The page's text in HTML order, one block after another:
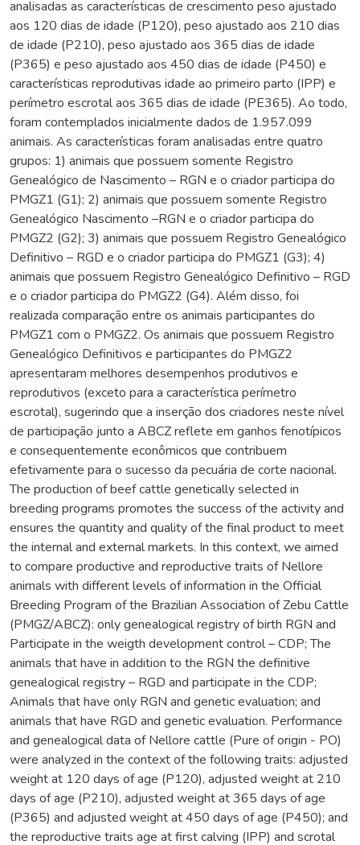
analisadas as características de crescimento peso ajustado
aos 120 dias de idade (P120), peso ajustado aos 210 dias
de idade (P210), peso ajustado aos 365 dias de idade
(P365) e peso ajustado aos 450 dias de idade (P450) e
características reprodutivas idade ao primeiro parto (IPP) e
perímetro escrotal aos 365 dias de idade (PE365). Ao todo,
foram contemplados inicialmente dados de 1.957.099
animais. As características foram analisadas entre quatro
grupos: 1) animais que possuem somente Registro
Genealógico de Nascimento – RGN e o criador participa do
PMGZ1 (G1); 2) animais que possuem somente Registro
Genealógico Nascimento –RGN e o criador participa do
PMGZ2 (G2); 3) animais que possuem Registro Genealógico
Definitivo – RGD e o criador participa do PMGZ1 (G3); 4)
animais que possuem Registro Genealógico Definitivo – RGD
e o criador participa do PMGZ2 (G4). Além disso, foi
realizada comparação entre os animais participantes do
PMGZ1 com o PMGZ2. Os animais que possuem Registro
Genealógico Definitivos e participantes do PMGZ2
apresentaram melhores desempenhos produtivos e
reprodutivos (exceto para a característica perímetro
escrotal), sugerindo que a inserção dos criadores neste nível
de participação junto a ABCZ reflete em ganhos fenotípicos
e consequentemente econômicos que contribuem
efetivamente para o sucesso da pecuária de corte nacional.
The production of beef cattle genetically selected in
breeding programs promotes the success of the activity and
ensures the quantity and quality of the final product to meet
the internal and external markets. In this context, we aimed
to compare productive and reproductive traits of Nellore
animals with different levels of information in the Official
Breeding Program of the Brazilian Association of Zebu Cattle
(PMGZ/ABCZ): only genealogical registry of birth RGN and
Participate in the weigth development control – CDP; The
animals that have in addition to the RGN the definitive
genealogical registry – RGD and participate in the CDP;
Animals that have only RGN and genetic evaluation; and
animals that have RGD and genetic evaluation. Performance
and genealogical data of Nellore cattle (Pure of origin - PO)
were analyzed in the context of the following traits: adjusted
weight at 120 days of age (P120), adjusted weight at 210
days of age (P210), adjusted weight at 365 days of age
(P365) and adjusted weight at 450 days of age (P450); and
the reproductive traits age at first calving (IPP) and scrotal